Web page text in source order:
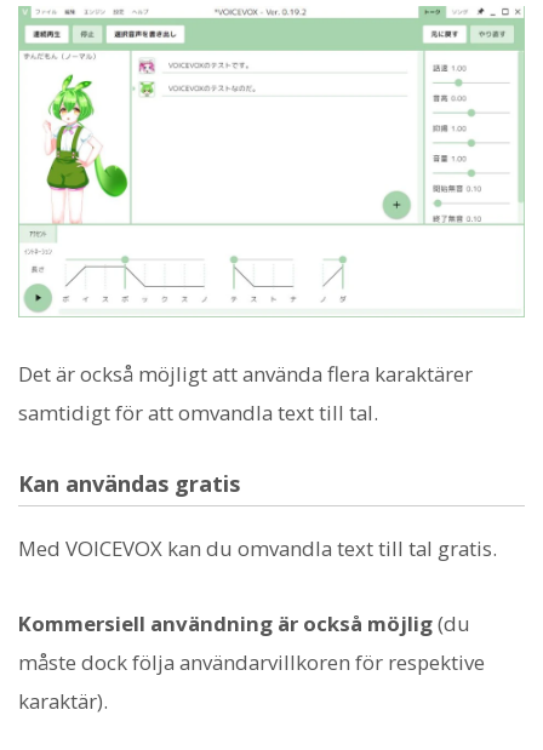
Det är också möjligt att använda flera karaktärer
samtidigt för att omvandla text till tal.
Kan användas gratis
Med VOICEVOX kan du omvandla text till tal gratis.
Kommersiell användning är också möjlig(du
måste dock följa användarvillkoren för respektive
karaktär).